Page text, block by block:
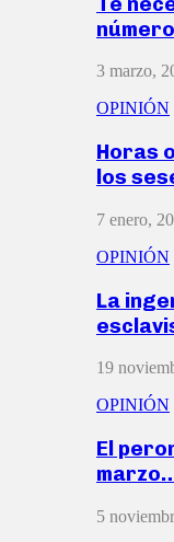
número
3 marzo,
OPINIÓN
Horas
los
7 enero,
OPINIÓN
La
19
OPINIÓN
El
5